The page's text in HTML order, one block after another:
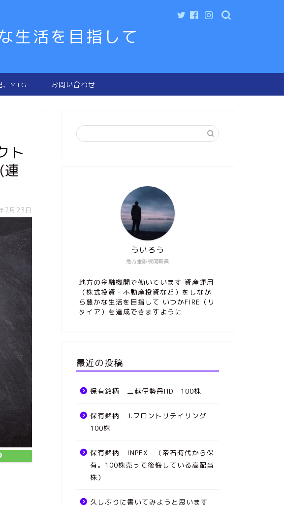
生活を目指して
、MTG お問い合わせ
ト
連
7月23日
地方金融機関職員
ういろう
地方の金融機関で働いています 資産運用
（株式投資・不動産投資など）をしなが
ら豊かな生活を目指して いつかFIRE（リ
タイア）を達成できますように
最近の投稿
保有銘柄 三越伊勢丹HD 100株
保有銘柄 J.フロントリテイリング
100株
保有銘柄 INPEX （帝石時代から保
有。100株売って後悔している高配当
株）
久しぶりに書いてみようと思います